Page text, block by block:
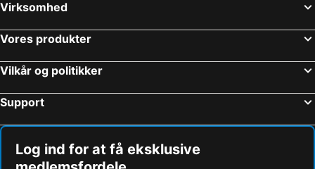
Virksomhed
Vores produkter
Vilkår og politikker
Support
Log ind for at få eksklusive